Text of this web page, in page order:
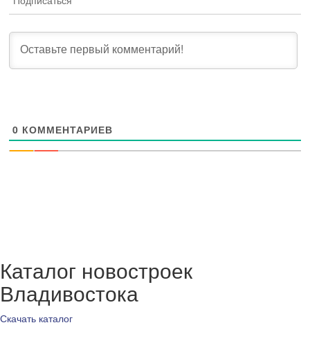
0 КОММЕНТАРИЕВ
Каталог новостроек
Владивостока
Скачать каталог